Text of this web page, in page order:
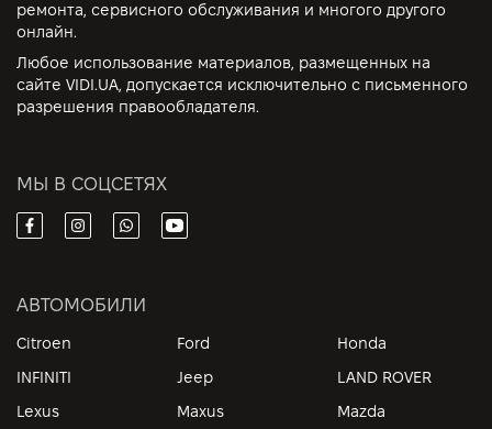
ремонта, сервисного обслуживания и многого другого
онлайн.
Любое использование материалов, размещенных на
сайте VIDI.UA, допускается исключительно с письменного
разрешения правообладателя.
МЫ В СОЦСЕТЯХ
АВТОМОБИЛИ
Citroen Ford
Honda
INFINITI
Jeep
LAND ROVER
Lexus
Maxus
Mazda